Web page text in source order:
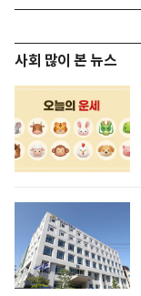
사회 많이 본 뉴스